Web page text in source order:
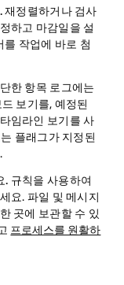
재정렬하거나 검사
하고 마감일을 설
를 작업에 바로 첨
한 항목 로그에는
보기를, 예정된
임라인 보기를 사
플래그가 지정된
. 규칙을 사용하여
요. 파일 및 메시지
곳에 보관할 수 있
프로세스를 원활하